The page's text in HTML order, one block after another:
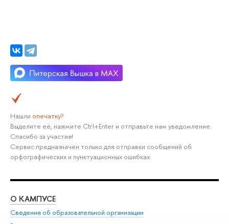
Нашли опечатку?
Выделите её, нажмите Ctrl+Enter и отправьте нам уведомление.
Спасибо за участие!
Сервис предназначен только для отправки сообщений об
орфографических и пунктуационных ошибках.
О КАМПУСЕ
Сведения об образовательной организации